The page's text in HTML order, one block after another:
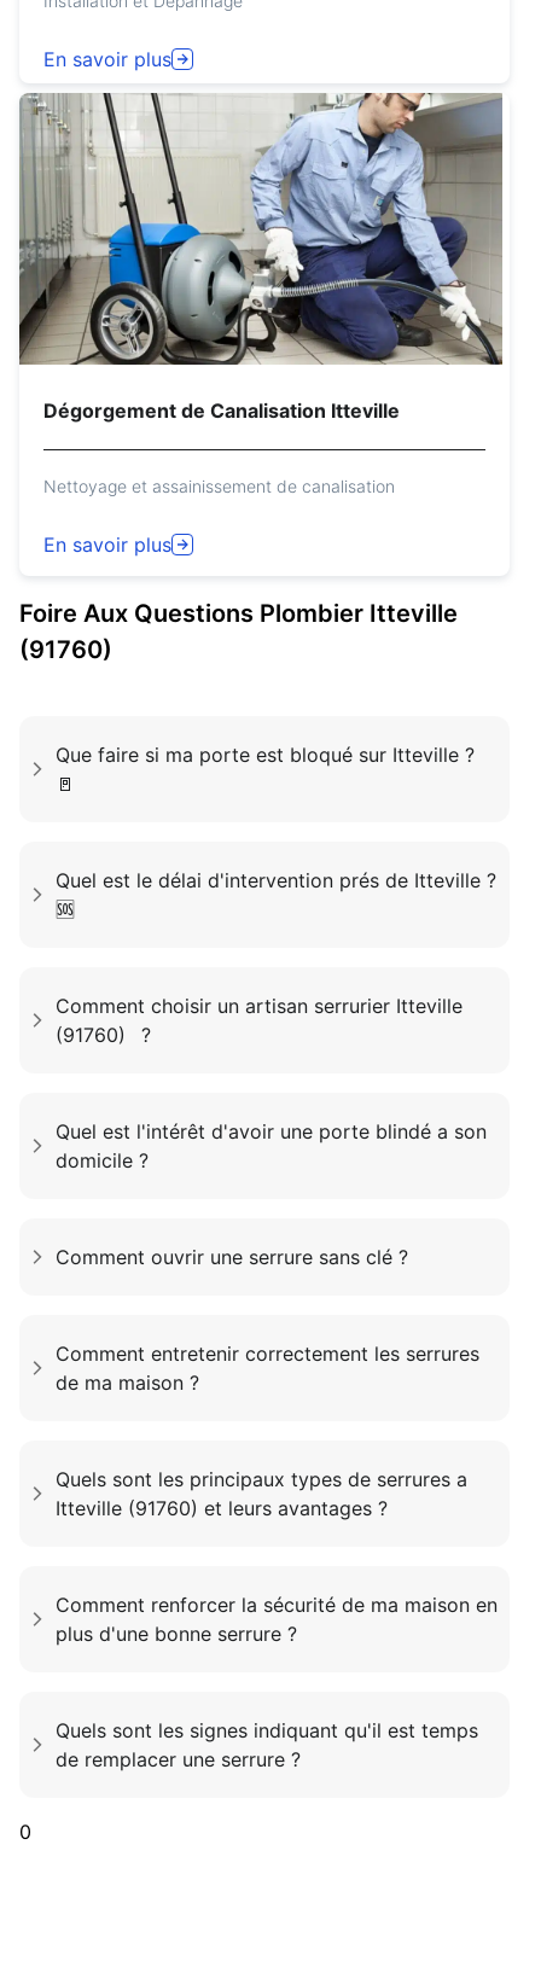
En savoir plus
Dégorgement de Canalisation Itteville
Nettoyage et assainissement de canalisation
En savoir plus
Foire Aux Questions Plombier Itteville
(91760)
Que faire si ma porte est bloqué sur Itteville ?
🚪
Quel est le délai d'intervention prés de Itteville ?
🆘
Comment choisir un artisan serrurier Itteville
(91760) ?
Quel est l'intérêt d'avoir une porte blindé a son
domicile ?
Comment ouvrir une serrure sans clé ?
Comment entretenir correctement les serrures
de ma maison ?
Quels sont les principaux types de serrures a
Itteville (91760) et leurs avantages ?
Comment renforcer la sécurité de ma maison en
plus d'une bonne serrure ?
Quels sont les signes indiquant qu'il est temps
de remplacer une serrure ?
0